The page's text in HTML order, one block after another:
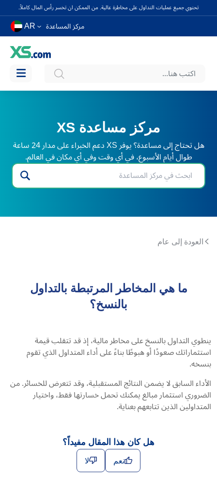
تحتوي جميع عمليات التداول على مخاطرة عالية. من الممكن ان تخسر رأس المال كاملاً.
مركز المساعدة AR
مركز مساعدة XS
هل تحتاج إلى مساعدة؟ يوفر XS دعم الخبراء على مدار 24 ساعة
طوال أيام الأسبوع، في أي وقت وفي أي مكان في العالم.
العودة إلى عام
ما هي المخاطر المرتبطة بالتداول
بالنسخ؟
ينطوي التداول بالنسخ على مخاطر مالية، إذ قد تتقلب قيمة
استثماراتك صعودًا أو هبوطًا بناءً على أداء المتداول الذي تقوم
بنسخه.
الأداء السابق لا يضمن النتائج المستقبلية، وقد تتعرض للخسائر. من
الضروري استثمار مبالغ يمكنك تحمل خسارتها فقط، واختيار
المتداولين الذين تتابعهم بعناية.
هل كان هذا المقال مفيداً؟
نعم لا